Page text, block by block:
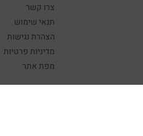
צרו קשר
תנאי שימוש
הצהרת נגישות
מדיניות פרטיות
מפת אתר